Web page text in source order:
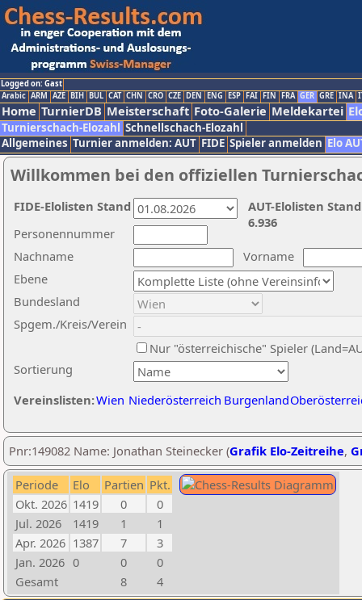
Logged on: Gast
Arabic ARM AZE BIH BUL CAT CHN CRO CZE DEN ENG ESP FAI FIN FRA GER GRE INA
Home TurnierDB Meisterschaft Foto-Galerie Meldekartei
Turnierschach-Elozahl Schnellschach-Elozahl
Allgemeines Turnier anmelden: AUT FIDE Spieler anmelden Elo
Willkommen bei den offiziellen
Nachname
Vorname
Ebene
Sortierung
Personennummer
Bundesland
Spgem./Kreis/Verein
Nur "österreichische" Spieler
Vereinslisten:Wien Niederösterreich Burgenland
AUT-Elolisten
6.936
FIDE-Elolisten Stand
Pnr:149082 Name: Jonathan Steinecker (Grafik Elo-Zeitreihe,
Periode Elo Partien Pkt.
Okt. 2026 1419 0
0
Jul. 2026
1419 1
1
Apr. 2026 1387 7
3
Jan. 2026 0 0
0
Gesamt
8 4